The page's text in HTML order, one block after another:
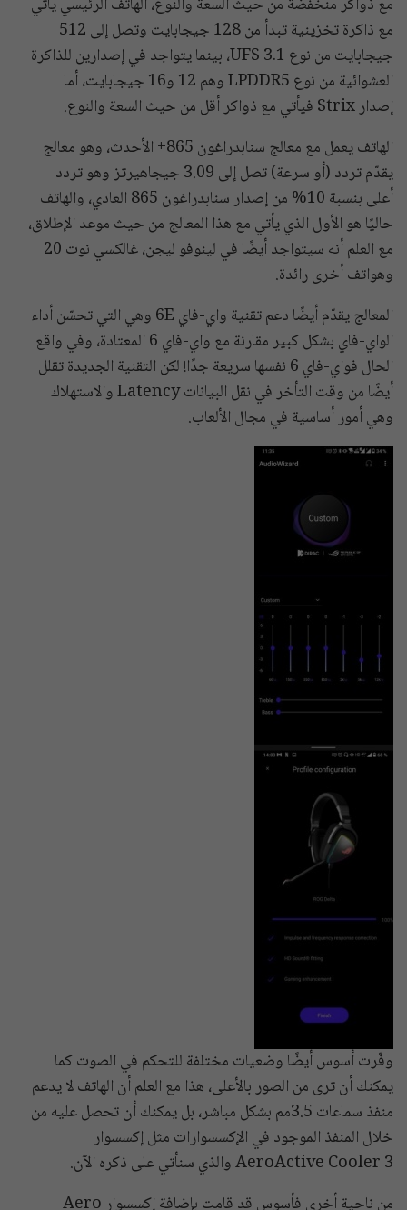
مع ذواكر منخفضة من حيث السعة والنوع، الهاتف الرئيسي يأتي
مع ذاكرة تخزينية تبدأ من 128 جيجابايت وتصل إلى 512
جيجابايت من نوع UFS 3.1، بينما يتواجد في إصدارين للذاكرة
العشوائية من نوع LPDDR5 وهم 12 و16 جيجابايت، أما
إصدار Strix فيأتي مع ذواكر أقل من حيث السعة والنوع.
الهاتف يعمل مع معالج سنابدراغون 865+ الأحدث، وهو معالج
يقدّم تردد (أو سرعة) تصل إلى 3.09 جيجاهيرتز وهو تردد
أعلى بنسبة 10% من إصدار سنابدراغون 865 العادي، والهاتف
حاليًا هو الأول الذي يأتي مع هذا المعالج من حيث موعد الإطلاق،
مع العلم أنه سيتواجد أيضًا في لينوفو ليجن، غالكسي نوت 20
وهواتف أخرى رائدة.
المعالج يقدّم أيضًا دعم تقنية واي-فاي 6E وهي التي تحسّن أداء
الواي-فاي بشكل كبير مقارنة مع واي-فاي 6 المعتادة، وفي واقع
الحال فواي-فاي 6 نفسها سريعة جدًا! لكن التقنية الجديدة تقلل
أيضًا من وقت التأخر في نقل البيانات Latency والاستهلاك
وهي أمور أساسية في مجال الألعاب.
وفّرت أسوس أيضًا وضعيات مختلفة للتحكم في الصوت كما
يمكنك أن ترى من الصور بالأعلى، هذا مع العلم أن الهاتف لا يدعم
منفذ سماعات 3.5مم بشكل مباشر، بل يمكنك أن تحصل عليه من
خلال المنفذ الموجود في الإكسسوارات مثل إكسسوار
AeroActive Cooler 3 والذي سنأتي على ذكره الآن.